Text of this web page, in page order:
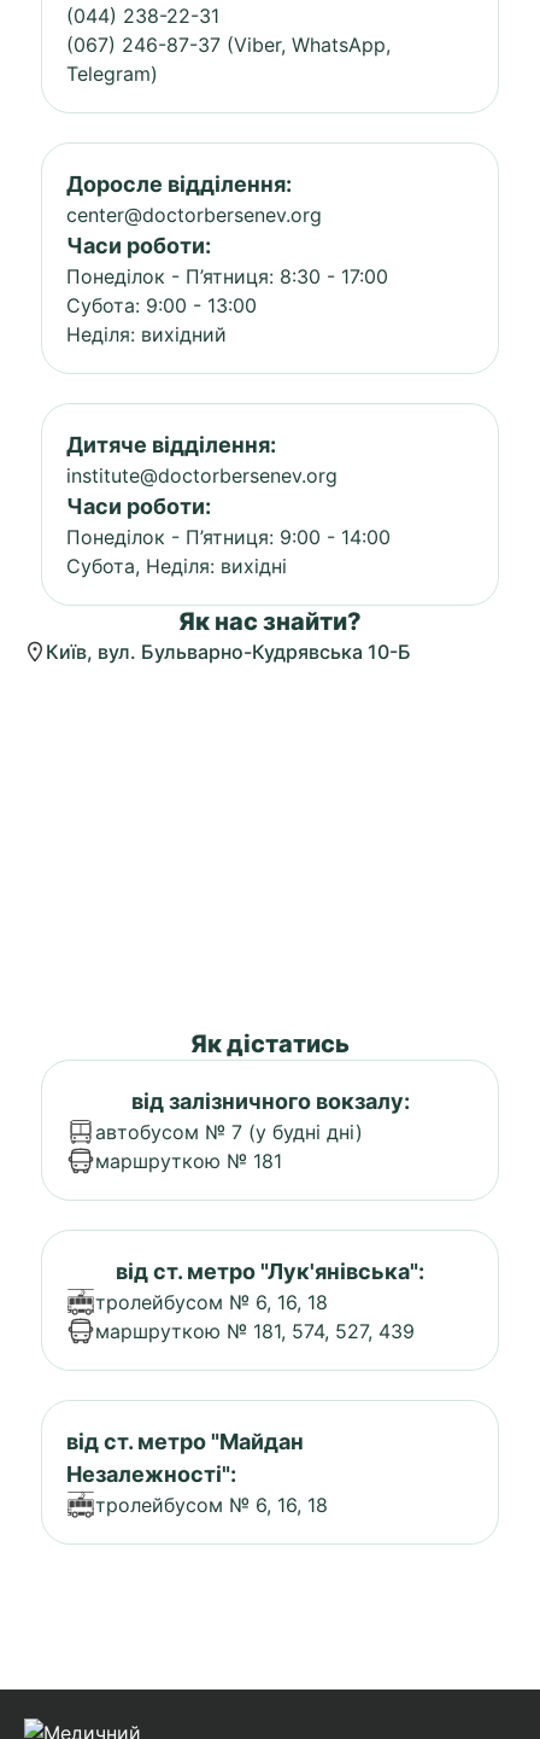
(044) 238-22-31
(067) 246-87-37 (Viber, WhatsApp,
Telegram)
Доросле відділення:
center@doctorbersenev.org
Часи роботи:
Понеділок - П’ятниця: 8:30 - 17:00
Субота: 9:00 - 13:00
Неділя: вихідний
Дитяче відділення:
institute@doctorbersenev.org
Часи роботи:
Понеділок - П’ятниця: 9:00 - 14:00
Субота, Неділя: вихідні
Як нас знайти?
Київ, вул. Бульварно-Кудрявська 10-Б
Як дістатись
від залізничного вокзалу:
автобусом № 7 (у будні дні)
маршруткою № 181
від ст. метро "Лук'янівська":
тролейбусом № 6, 16, 18
маршруткою № 181, 574, 527, 439
від ст. метро "Майдан
Незалежності":
тролейбусом № 6, 16, 18